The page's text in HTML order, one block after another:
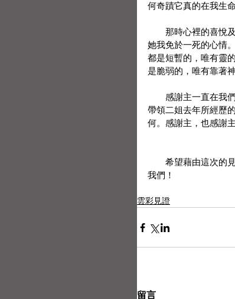
何奇蹟它真的在我生
那時心裡的喜悅及
她我免於一死的心情
都是短暫的，唯有靈
是脆弱的，唯有靠著
感謝主一直在我們
帶領二姐去年所經歷
何。感謝主，也感謝
希望藉由這次的見
我們！
雲彩見證
留言